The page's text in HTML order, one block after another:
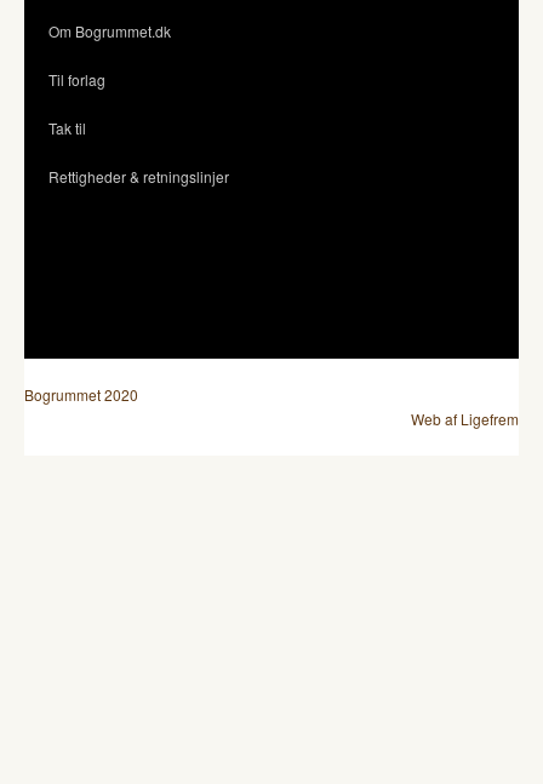
Om Bogrummet.dk
Til forlag
Tak til
Rettigheder & retningslinjer
Bogrummet 2020
Web af Ligefrem